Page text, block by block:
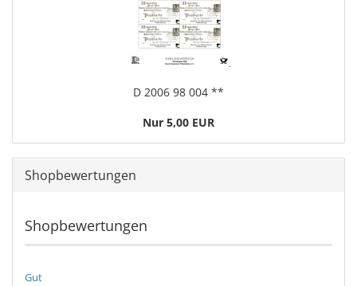
D 2006 98 004 **
Nur 5,00 EUR
Shopbewertungen
Shopbewertungen
Gut